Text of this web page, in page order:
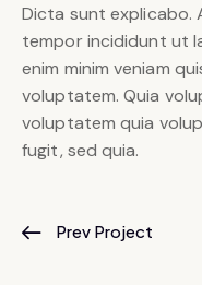
Dicta sunt explicabo.
tempor incididunt ut
enim minim veniam
voluptatem. Quia
voluptatem quia
fugit, sed quia.
Prev Project